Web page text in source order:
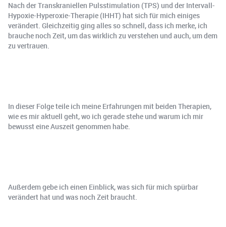
Nach der Transkraniellen Pulsstimulation (TPS) und der Intervall-
Hypoxie-Hyperoxie-Therapie (IHHT) hat sich für mich einiges
verändert. Gleichzeitig ging alles so schnell, dass ich merke, ich
brauche noch Zeit, um das wirklich zu verstehen und auch, um dem
zu vertrauen.
In dieser Folge teile ich meine Erfahrungen mit beiden Therapien,
wie es mir aktuell geht, wo ich gerade stehe und warum ich mir
bewusst eine Auszeit genommen habe.
Außerdem gebe ich einen Einblick, was sich für mich spürbar
verändert hat und was noch Zeit braucht.